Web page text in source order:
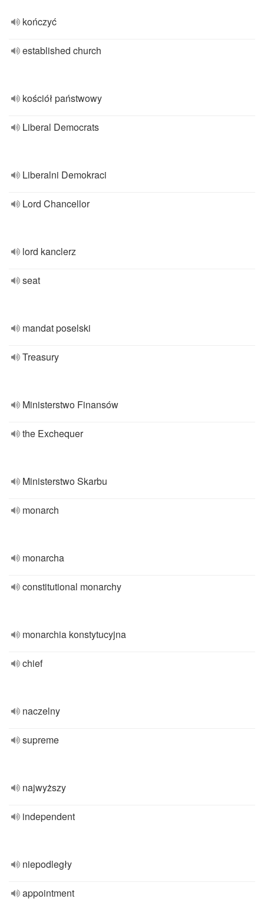
kończyć
established church
kościół państwowy
Liberal Democrats
Liberalni Demokraci
Lord Chancellor
lord kanclerz
seat
mandat poselski
Treasury
Ministerstwo Finansów
the Exchequer
Ministerstwo Skarbu
monarch
monarcha
constitutional monarchy
monarchia konstytucyjna
chief
naczelny
supreme
najwyższy
independent
niepodległy
appointment